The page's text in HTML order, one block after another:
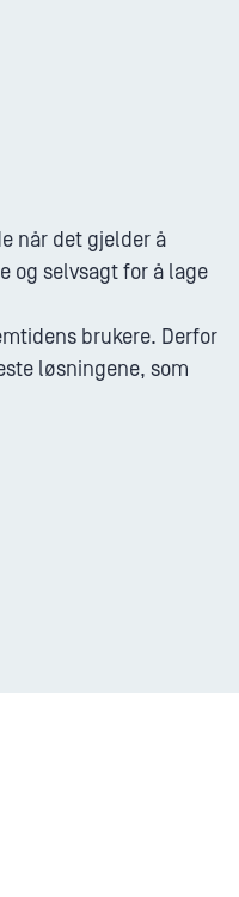
når det gjelder å
og selvsagt for å lage
brukere. Derfor
løsningene, som